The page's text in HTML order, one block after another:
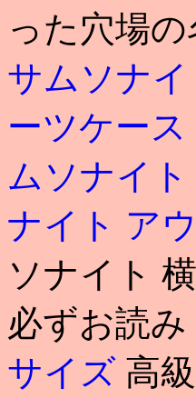
った穴場
サムソナ
ーツケー
ムソナイ
ナイト ア
ソナイト
必ずお読
サイズ 高